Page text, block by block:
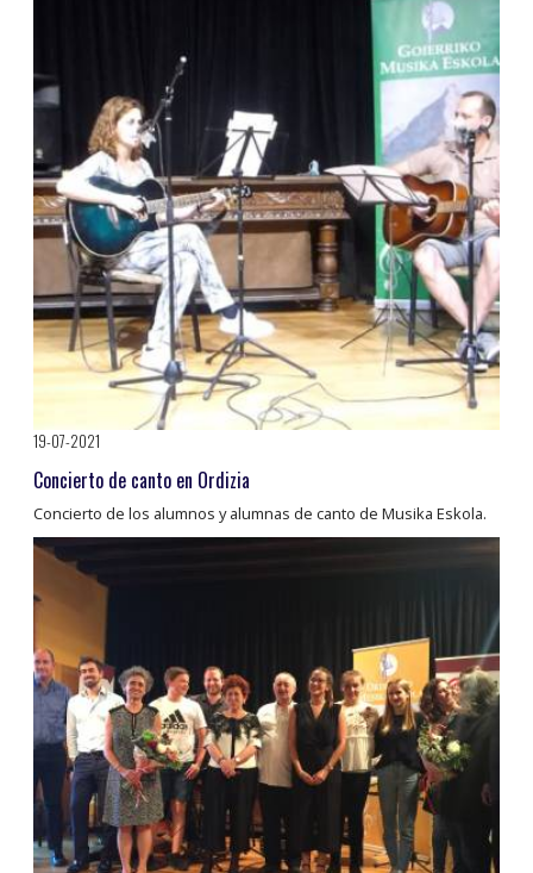
19-07-2021
Concierto de canto en Ordizia
Concierto de los alumnos y alumnas de canto de Musika Eskola.